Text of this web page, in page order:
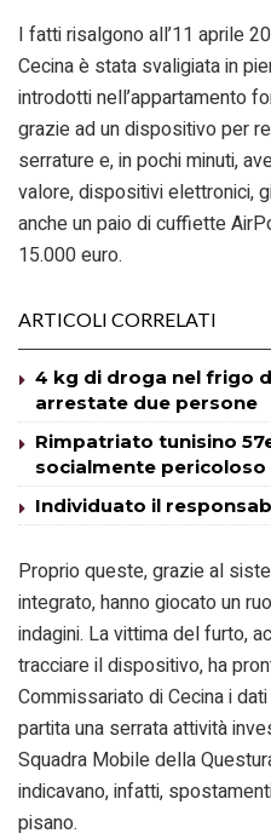
I fatti risalgono all’11 aprile
Cecina è stata svaligiata in
introdotti nell’appartamento
grazie ad un dispositivo per
serrature e, in pochi minuti,
valore, dispositivi elettronici,
anche un paio di cuffiette
15.000 euro.
ARTICOLI CORRELATI
4 kg di droga nel frigo
arrestate due persone
Rimpatriato tunisino
socialmente pericoloso
Individuato il
Proprio queste, grazie al
integrato, hanno giocato un
indagini. La vittima del furto,
tracciare il dispositivo, ha
Commissariato di Cecina i
partita una serrata attività
Squadra Mobile della
indicavano, infatti,
pisano.